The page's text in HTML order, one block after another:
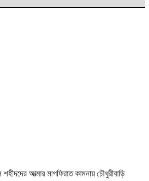
আত্মার মাগফিরাত কামনায় চৌধুরীবাড়ি